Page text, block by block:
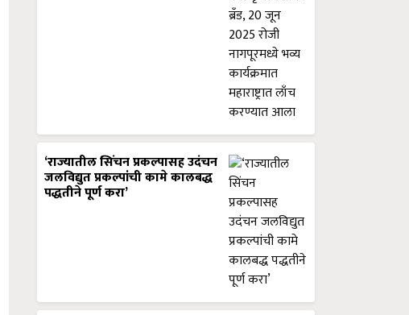
‘राज्यातील सिंचन प्रकल्पासह उदंचन
जलविद्युत प्रकल्पांची कामे कालबद्ध
पद्धतीने पूर्ण करा’